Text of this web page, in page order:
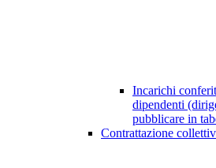
Incarichi
dipendenti
pubblicare in
Contrattazione